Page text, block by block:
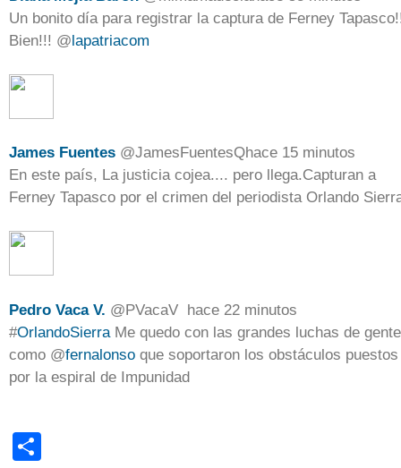
Un bonito día para registrar la captura de Ferney
Bien!!! @lapatriacom
James Fuentes @JamesFuentesQhace 15 minutos
En este país, La justicia cojea.... pero llega.Capturan a
Ferney Tapasco por el crimen del periodista Orlando
Pedro Vaca V. @PVacaV hace 22 minutos
#OrlandoSierra Me quedo con las grandes luchas de gente
como @fernalonso que soportaron los obstáculos puestos
por la espiral de Impunidad